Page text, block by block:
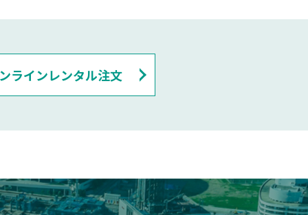
ラインレンタル注文